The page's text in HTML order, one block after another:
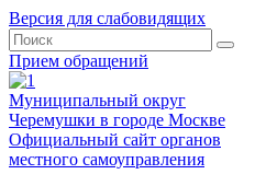
Версия для слабовидящих
Прием обращений
Муниципальный округ
Черемушки в городе Москве
Официальный сайт органов
местного самоуправления